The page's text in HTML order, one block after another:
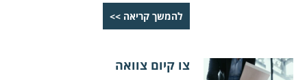
להמשך קריאה >>
צו קיום צוואה